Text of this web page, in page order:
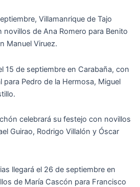
Villamanrique de Tajo
novillos de Ana Romero para Benito
Manuel Viruez.
15 de septiembre en Carabaña, con
para Pedro de la Hermosa, Miguel
ón celebrará su festejo con novillos
Guirao, Rodrigo Villalón y Óscar
llegará el 26 de septiembre en
de María Cascón para Francisco